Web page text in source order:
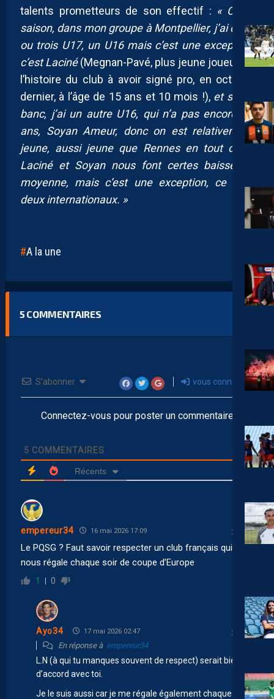
talents prometteurs de son effectif : « Cette
saison, dans mon groupe à Montpellier, j’ai deux
ou trois U17, un U16 mais c’est une exception,
c’est Laciné(Megnan-Pavé, plus jeune joueur de
l’histoire du club à avoir signé pro, en octobre
dernier, à l’âge de 15 ans et 10 mois !),et sur le
banc, j’ai un autre U16, qui n’a pas encore 16
ans, Soyan Ameur, donc on est relativement
jeune, aussi jeune que Rennes en tout cas !
Laciné et Soyan nous font certes baisser la
moyenne, mais c’est une exception, ce sont
deux internationaux. »
A la une
5 COMMENTAIRES
S’abonner vous connecter
Connectez-vous pour poster un commentaire
5 COMMENTAIRES
Récents
empereur34 16 mai 2026 17:09
Le PQSG ? Faut savoir respecter un club français qui
nous régale chaque soir de coupe d’Europe
1 0
Ayo34 17 mai 2026 02:47
En réponse à empereur34
L.N (à qui tu manques souvent de respect) serait bien
d’accord avec toi.
Je le suis aussi car je me régale également chaque soir